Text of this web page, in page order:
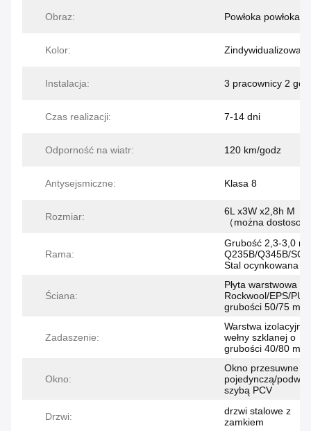
Obraz: Powłoka powłoka
Kolor:
Instalacja: 3 pracownicy 2
Czas realizacji: 7-14 dni
Odporność na wiatr: 120 km/godz
Antysejsmiczne: Klasa 8
Rozmiar:
6L x3W x2,8h M
（można
Rama:
Grubość 2,3-3,0
Q235B/Q345B/
Stal ocynkowana
Ściana:
Płyta warstwowa
Rockwool/EPS/PU
grubości 50/75 mm
Zadaszenie:
Warstwa izolacyjna
wełny szklanej o
grubości 40/80 mm
Okno:
Okno przesuwne z
pojedynczą/
szybą PCV
Drzwi:
drzwi stalowe z
zamkiem